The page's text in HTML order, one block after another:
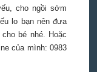
cho ngồi sớm
lo bạn nên đưa
bé nhé. Hoặc
của mình: 0983